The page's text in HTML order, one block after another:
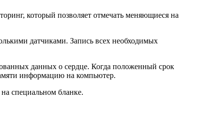
который позволяет отмечать меняющиеся на
датчиками. Запись всех необходимых
данных о сердце. Когда положенный срок
информацию на компьютер.
специальном бланке.